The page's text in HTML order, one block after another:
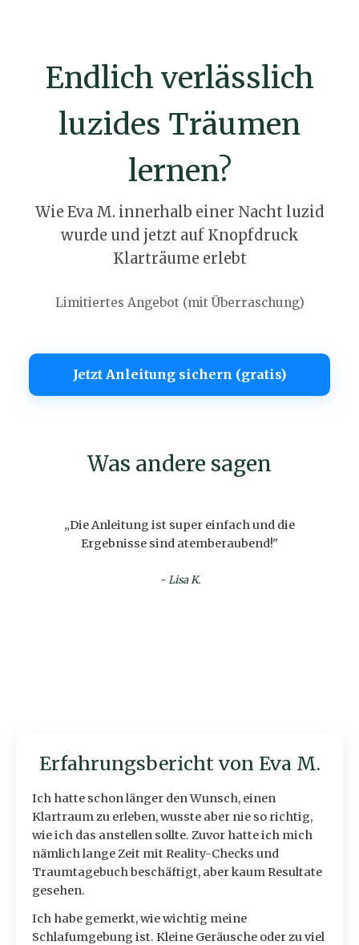
Endlich verlässlich
luzides Träumen
lernen?
Wie Eva M. innerhalb einer Nacht luzid
wurde und jetzt auf Knopfdruck
Klarträume erlebt
Limitiertes Angebot (mit Überraschung)
Jetzt Anleitung sichern (gratis)
Was andere sagen
„Die Anleitung ist super einfach und die
Ergebnisse sind atemberaubend!"
- Lisa K.
Erfahrungsbericht von Eva M.
Ich hatte schon länger den Wunsch, einen
Klartraum zu erleben, wusste aber nie so richtig,
wie ich das anstellen sollte. Zuvor hatte ich mich
nämlich lange Zeit mit Reality-Checks und
Traumtagebuch beschäftigt, aber kaum Resultate
gesehen.
Ich habe gemerkt, wie wichtig meine
Schlafumgebung ist. Kleine Geräusche oder zu viel